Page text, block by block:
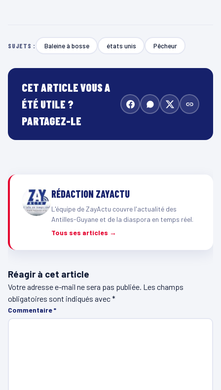
SUJETS : Baleine à bosse états unis Pêcheur
CET ARTICLE VOUS A
ÉTÉ UTILE ?
PARTAGEZ-LE
RÉDACTION ZAYACTU
L'équipe de ZayActu couvre l'actualité des
Antilles-Guyane et de la diaspora en temps réel.
Tous ses articles →
Réagir à cet article
Votre adresse e-mail ne sera pas publiée. Les champs
obligatoires sont indiqués avec*
Commentaire*